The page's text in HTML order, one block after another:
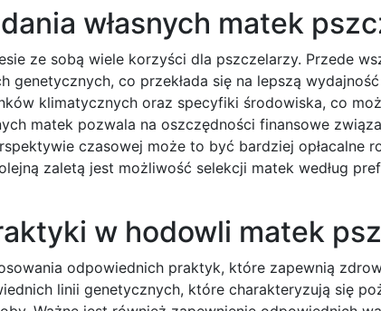
własnych matek
ze sobą wiele korzyści dla pszczelarzy. Przede
co przekłada się na lepszą
klimatycznych oraz specyfiki środowiska, co
matek pozwala na oszczędności finansowe
czasowej może to być bardziej opłacalne
zaletą jest możliwość selekcji matek według
w hodowli matek
odpowiednich praktyk, które zapewnią
linii genetycznych, które charakteryzują się